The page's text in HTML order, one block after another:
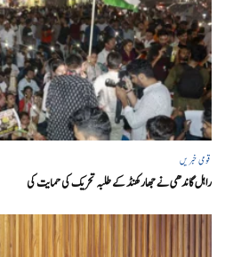
قومی خبریں
راہل گاندھی نے جھارکھنڈ کے طلبہ تحریک کی حمایت کی